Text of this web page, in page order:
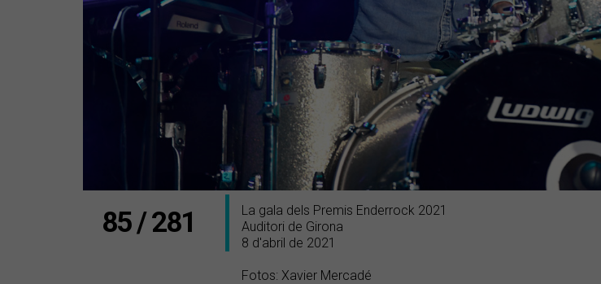
85 / 281
La gala dels Premis Enderrock 2021
Auditori de Girona
8 d'abril de 2021
Fotos: Xavier Mercadé